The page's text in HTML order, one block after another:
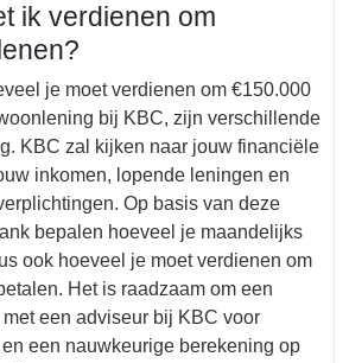
ik verdienen om
je moet verdienen om €150.000
bij KBC, zijn verschillende
KBC zal kijken naar jouw financiële
inkomen, lopende leningen en
Op basis van deze
bepalen hoeveel je maandelijks
ook hoeveel je moet verdienen om
Het is raadzaam om een
een adviseur bij KBC voor
een nauwkeurige berekening op